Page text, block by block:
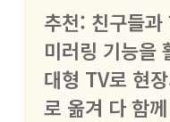
추천: 친구들
미러링 기능을
대형 TV로 현
로 옮겨 다 함